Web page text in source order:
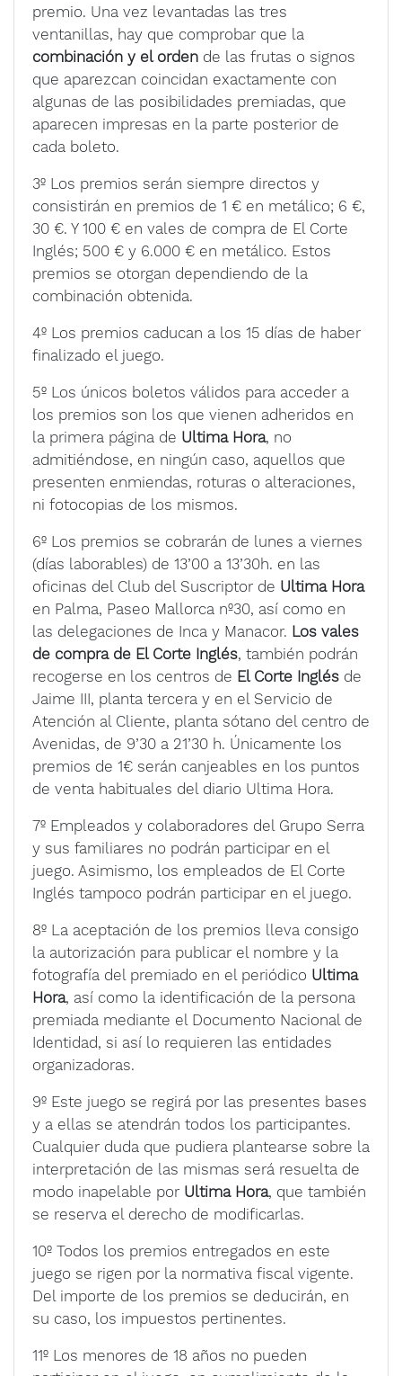
premio. Una vez levantadas las tres
ventanillas, hay que comprobar que la
combinación y el orden de las frutas o signos
que aparezcan coincidan exactamente con
algunas de las posibilidades premiadas, que
aparecen impresas en la parte posterior de
cada boleto.
3º Los premios serán siempre directos y
consistirán en premios de 1 € en metálico; 6 €,
30 €. Y 100 € en vales de compra de El Corte
Inglés; 500 € y 6.000 € en metálico. Estos
premios se otorgan dependiendo de la
combinación obtenida.
4º Los premios caducan a los 15 días de haber
finalizado el juego.
5º Los únicos boletos válidos para acceder a
los premios son los que vienen adheridos en
la primera página de Ultima Hora, no
admitiéndose, en ningún caso, aquellos que
presenten enmiendas, roturas o alteraciones,
ni fotocopias de los mismos.
6º Los premios se cobrarán de lunes a viernes
(días laborables) de 13’00 a 13’30h. en las
oficinas del Club del Suscriptor de Ultima Hora
en Palma, Paseo Mallorca nº30, así como en
las delegaciones de Inca y Manacor. Los vales
de compra de El Corte Inglés, también podrán
recogerse en los centros de El Corte Inglés de
Jaime III, planta tercera y en el Servicio de
Atención al Cliente, planta sótano del centro de
Avenidas, de 9’30 a 21’30 h. Únicamente los
premios de 1€ serán canjeables en los puntos
de venta habituales del diario Ultima Hora.
7º Empleados y colaboradores del Grupo Serra
y sus familiares no podrán participar en el
juego. Asimismo, los empleados de El Corte
Inglés tampoco podrán participar en el juego.
8º La aceptación de los premios lleva consigo
la autorización para publicar el nombre y la
fotografía del premiado en el periódico Ultima
Hora, así como la identificación de la persona
premiada mediante el Documento Nacional de
Identidad, si así lo requieren las entidades
organizadoras.
9º Este juego se regirá por las presentes bases
y a ellas se atendrán todos los participantes.
Cualquier duda que pudiera plantearse sobre la
interpretación de las mismas será resuelta de
modo inapelable por Ultima Hora, que también
se reserva el derecho de modificarlas.
10º Todos los premios entregados en este
juego se rigen por la normativa fiscal vigente.
Del importe de los premios se deducirán, en
su caso, los impuestos pertinentes.
11º Los menores de 18 años no pueden